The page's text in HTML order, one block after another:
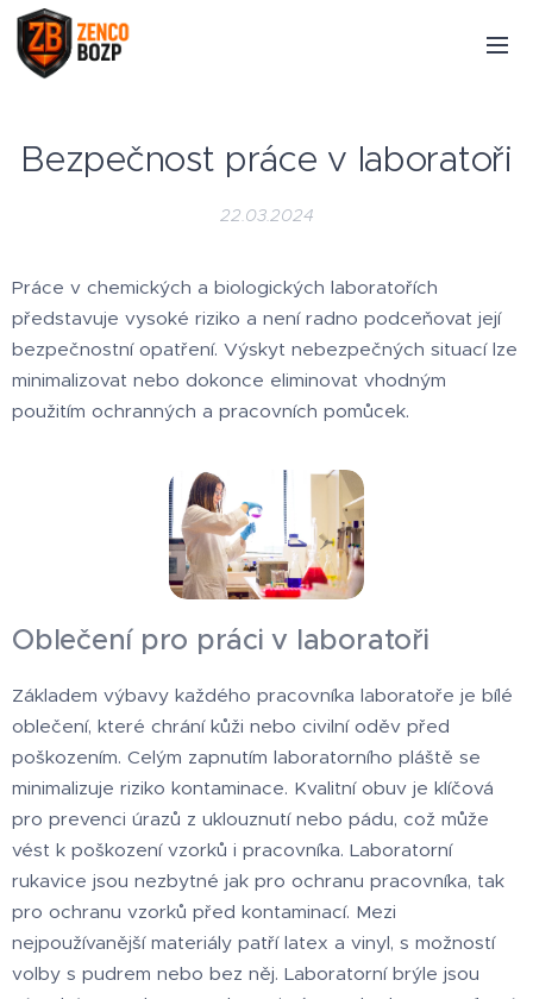
Bezpečnost práce v laboratoři
22.03.2024
Práce v chemických a biologických laboratořích
představuje vysoké riziko a není radno podceňovat její
bezpečnostní opatření. Výskyt nebezpečných situací lze
minimalizovat nebo dokonce eliminovat vhodným
použitím ochranných a pracovních pomůcek.
Oblečení pro práci v laboratoři
Základem výbavy každého pracovníka laboratoře je bílé
oblečení, které chrání kůži nebo civilní oděv před
poškozením. Celým zapnutím laboratorního pláště se
minimalizuje riziko kontaminace. Kvalitní obuv je klíčová
pro prevenci úrazů z uklouznutí nebo pádu, což může
vést k poškození vzorků i pracovníka. Laboratorní
rukavice jsou nezbytné jak pro ochranu pracovníka, tak
pro ochranu vzorků před kontaminací. Mezi
nejpoužívanější materiály patří latex a vinyl, s možností
volby s pudrem nebo bez něj. Laboratorní brýle jsou